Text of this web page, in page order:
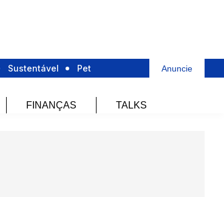
Sustentável Pet Anuncie
FINANÇAS TALKS